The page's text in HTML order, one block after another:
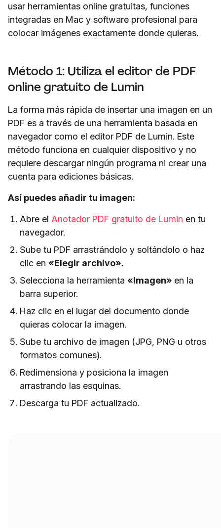
usar herramientas online gratuitas, funciones
integradas en Mac y software profesional para
colocar imágenes exactamente donde quieras.
Método 1: Utiliza el editor de PDF
online gratuito de Lumin
La forma más rápida de insertar una imagen en un
PDF es a través de una herramienta basada en
navegador como el editor PDF de Lumin. Este
método funciona en cualquier dispositivo y no
requiere descargar ningún programa ni crear una
cuenta para ediciones básicas.
Así puedes añadir tu imagen:
Abre el Anotador PDF gratuito de Lumin en tu
navegador.
Sube tu PDF arrastrándolo y soltándolo o haz
clic en «Elegir archivo».
Selecciona la herramienta «Imagen» en la
barra superior.
Haz clic en el lugar del documento donde
quieras colocar la imagen.
Sube tu archivo de imagen (JPG, PNG u otros
formatos comunes).
Redimensiona y posiciona la imagen
arrastrando las esquinas.
Descarga tu PDF actualizado.